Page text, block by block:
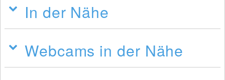
In der Nähe
Webcams in der Nähe